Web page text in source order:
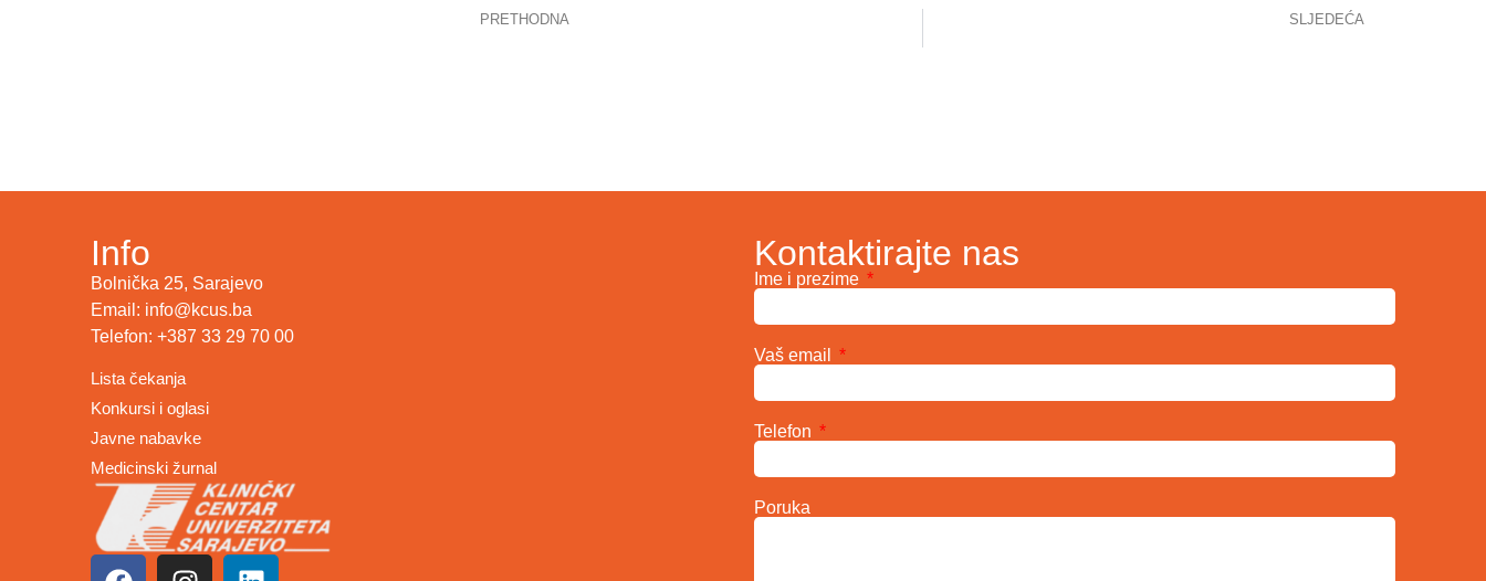
PRETHODNA SLJEDEĆA
Info
Bolnička 25, Sarajevo
Email: info@kcus.ba
Telefon: +387 33 29 70 00
Lista čekanja
Konkursi i oglasi
Javne nabavke
Medicinski žurnal
Kontaktirajte nas
Ime i prezime
Vaš email
Telefon
Poruka